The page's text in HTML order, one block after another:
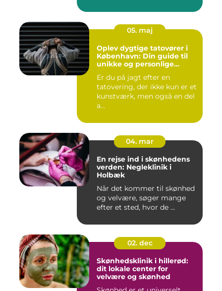
05. maj
Oplev dygtige tatovører i
København: Din guide til
unikke og personlige
Er du på jagt efter en
tatovering, der ikke kun er et
kunstværk, men også en del
a...
04. mar
En rejse ind i skønhedens
verden: Negleklinik i
Holbæk
Når det kommer til skønhed
og velvære, søger mange
efter et sted, hvor de ...
02. dec
Skønhedsklinik i hillerød:
dit lokale center for
velvære og skønhed